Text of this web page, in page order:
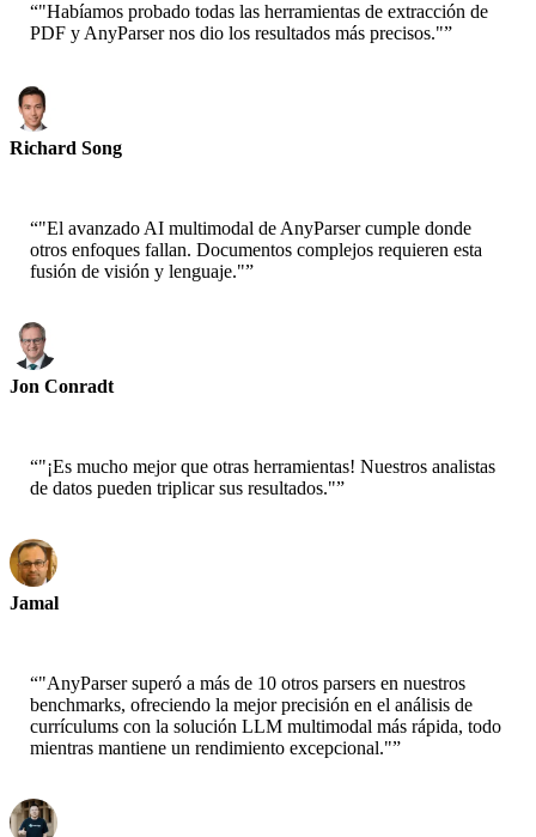
“"Habíamos probado todas las herramientas de extracción de
PDF y AnyParser nos dio los resultados más precisos."”
Richard Song
“"El avanzado AI multimodal de AnyParser cumple donde
otros enfoques fallan. Documentos complejos requieren esta
fusión de visión y lenguaje."”
Jon Conradt
“"¡Es mucho mejor que otras herramientas! Nuestros analistas
de datos pueden triplicar sus resultados."”
Jamal
“"AnyParser superó a más de 10 otros parsers en nuestros
benchmarks, ofreciendo la mejor precisión en el análisis de
currículums con la solución LLM multimodal más rápida, todo
mientras mantiene un rendimiento excepcional."”